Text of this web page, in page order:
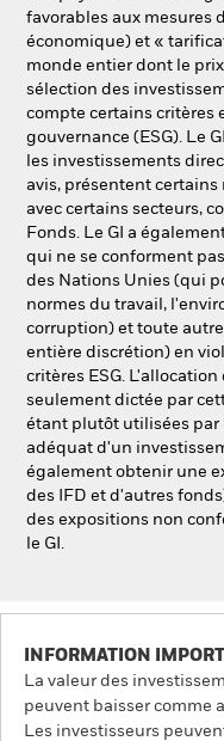
favorables aux mesures
économique) et «
monde entier dont le
sélection des
compte certains critères
gouvernance (ESG). Le
les investissements
avis, présentent
avec certains secteurs,
Fonds. Le GI a
qui ne se conforment
des Nations Unies (qui
normes du travail,
corruption) et toute
entière discrétion) en
critères ESG.
seulement dictée par
étant plutôt utilisées par
adéquat d'un
également obtenir une
des IFD et d'autres
des expositions non
le GI.
INFORMATION
La valeur des
peuvent baisser comme
Les investisseurs